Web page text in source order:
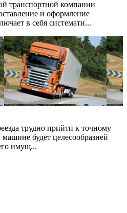
транспортной компании
и оформление
в себя системати...
трудно прийти к точному
будет целесообразней
имущ...